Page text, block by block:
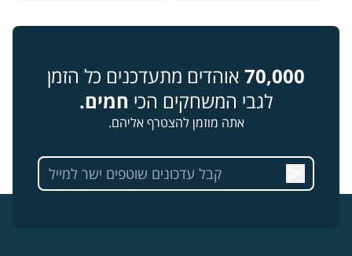
70,000 אוהדים מתעדכנים כל הזמן
לגבי המשחקים הכי חמים.
אתה מוזמן להצטרף אליהם.